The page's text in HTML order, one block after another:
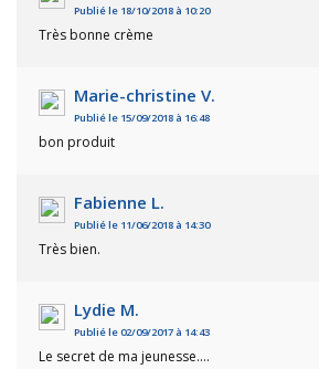
Publié le 18/10/2018 à 10:20
Très bonne crème
Marie-christine V.
Publié le 15/09/2018 à 16:48
bon produit
Fabienne L.
Publié le 11/06/2018 à 14:30
Très bien.
Lydie M.
Publié le 02/09/2017 à 14:43
Le secret de ma jeunesse....